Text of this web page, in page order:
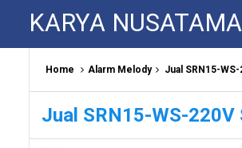
KARYA NUSATAMA
Home Alarm Melody Jual SRN15-
Jual SRN15-WS-